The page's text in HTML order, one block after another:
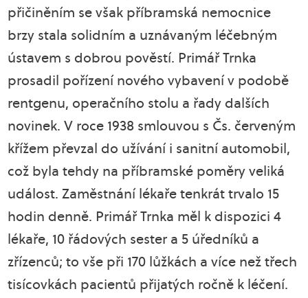
přičiněním se však příbramská nemocnice
brzy stala solidním a uznávaným léčebným
ústavem s dobrou pověstí. Primář Trnka
prosadil pořízení nového vybavení v podobě
rentgenu, operačního stolu a řady dalších
novinek. V roce 1938 smlouvou s Čs. červeným
křížem převzal do užívání i sanitní automobil,
což byla tehdy na příbramské poměry veliká
událost. Zaměstnání lékaře tenkrát trvalo 15
hodin denně. Primář Trnka měl k dispozici 4
lékaře, 10 řádových sester a 5 úředníků a
zřízenců; to vše při 170 lůžkách a více než třech
tisícovkách pacientů přijatých ročně k léčení.